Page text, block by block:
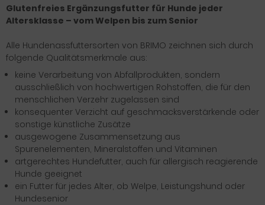
Glutenfreies Ergänzungsfutter für Hunde jeder
Altersklasse – vom Welpen bis zum Senior
Alle Hundenassfuttersorten von BRIMO zeichnen sich durch
folgende Qualitätsmerkmale aus:
keine Verarbeitung von Abfallprodukten, sondern
ausschließlich von hochwertigen Rohstoffen, die für den
menschlichen Verzehr zugelassen sind
konsequenter Verzicht auf geschmacksverstärkende oder
sonstige künstliche Zusätze
ausgewogene Zusammensetzung aus
Spurenelementen, Mineralstoffen und Vitaminen
artgerechtes Hundefutter, auch für allergisch reagierende
Hunde geeignet
ein Futter für jedes Alter, ob Welpe, Leistungshund oder
Hundesenior